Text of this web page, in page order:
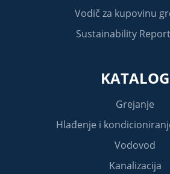
Vodič za kupovinu
Sustainability
KATALOG
Grejanje
Hlađenje i
Vodovod
Kanalizacija